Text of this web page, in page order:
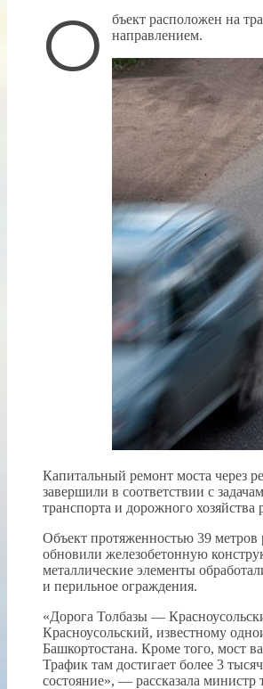
О
бъект расположен на
направлением.
Капитальный ремонт моста через
завершили в соответствии с
транспорта и дорожного хозяйства
Объект протяженностью 39
обновили железобетонную
металлические элементы
и перильное ограждения.
«Дорога Толбазы —
Красноусольский, известному
Башкортостана. Кроме того, мост
Трафик там достигает более 3
состояние», — рассказала